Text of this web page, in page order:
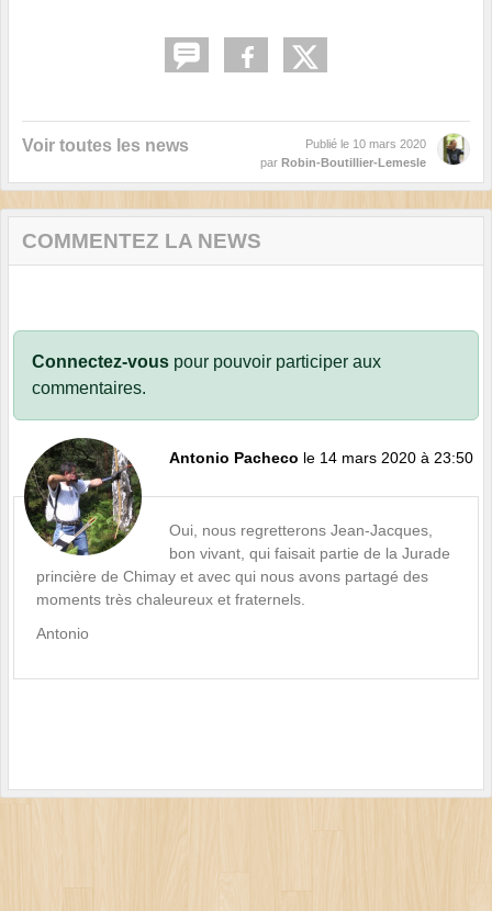
Voir toutes les news Publié le 10 mars 2020
par Robin-Boutillier-Lemesle
COMMENTEZ LA NEWS
Connectez-vous pour pouvoir participer aux
commentaires.
Antonio Pacheco le 14 mars 2020 à 23:50
Oui, nous regretterons Jean-Jacques,
bon vivant, qui faisait partie de la Jurade
princière de Chimay et avec qui nous avons partagé des
moments très chaleureux et fraternels.
Antonio